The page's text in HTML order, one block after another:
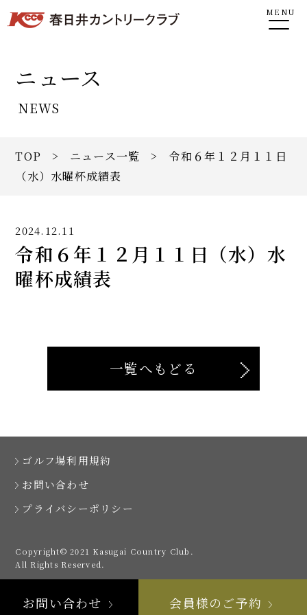
MENU
ニュース
NEWS
TOP > ニュース一覧 > 令和６年１２月１１日
（水）水曜杯成績表
2024.12.11
令和６年１２月１１日（水）水
曜杯成績表
一覧へもどる
ゴルフ場利用規約
お問い合わせ
プライバシーポリシー
Copyright© 2021 Kasugai Country Club.
All Rights Reserved.
お問い合わせ 会員様のご予約